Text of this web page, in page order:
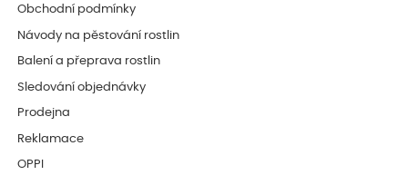
Obchodní podmínky
Návody na pěstování rostlin
Balení a přeprava rostlin
Sledování objednávky
Prodejna
Reklamace
OPPI